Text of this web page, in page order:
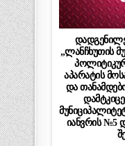
„ლანჩხუთის
აპარატის
და
იანვრის №5